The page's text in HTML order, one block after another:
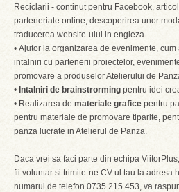
Reciclarii - continut pentru Facebook,
parteneriate online, descoperirea unor
traducerea website-ului in engleza.
• Ajutor la organizarea de evenimente,
intalniri cu partenerii proiectelor,
promovare a produselor Atelierului de
• Intalniri de brainstrorming pentru idei
• Realizarea de materiale grafice pentru
pentru materiale de promovare tiparite,
panza lucrate in Atelierul de Panza.
Daca vrei sa faci parte din echipa
fii voluntar si trimite-ne CV-ul tau la adresa
numarul de telefon 0735.215.453, va